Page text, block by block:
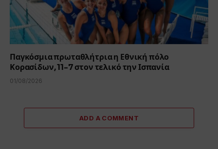
Παγκόσμια πρωταθλήτρια η Εθνική πόλο
Κορασίδων, 11-7 στον τελικό την Ισπανία
01/08/2026
ADD A COMMENT